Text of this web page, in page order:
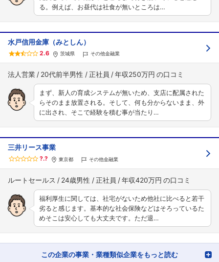
る。例えば、お昼代は社食が無いところは…
水戸信用金庫（みとしん）
2.6 茨城県 その他金融業
法人営業 20代前半男性 正社員 年収250万円
まず、新人の育成システムが無いため、支店に配属された
らそのまま放置される。そして、何も分からないまま、外
に出され、そこで経験を積む事が当たり…
三井リース事業
?.? 東京都 その他金融業
ルートセールス 24歳男性 正社員 年収420万円
福利厚生に関しては、社宅がないため他社に比べると若干
劣ると感じます。基本的な社会保険などはそろっているた
めそこは安心しても大丈夫です。ただ退…
この企業の事業・業種類似企業をもっと読む